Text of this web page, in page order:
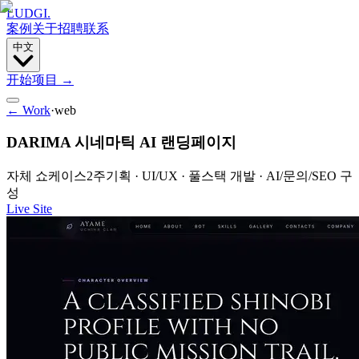
LUDGI.
案例 关于招聘联系
中文
开始项目 →
← Work·web
DARIMA 시네마틱 AI 랜딩페이지
자체 쇼케이스2주기획 · UI/UX · 풀스택 개발 · AI/문의/SEO 구
성
Live Site